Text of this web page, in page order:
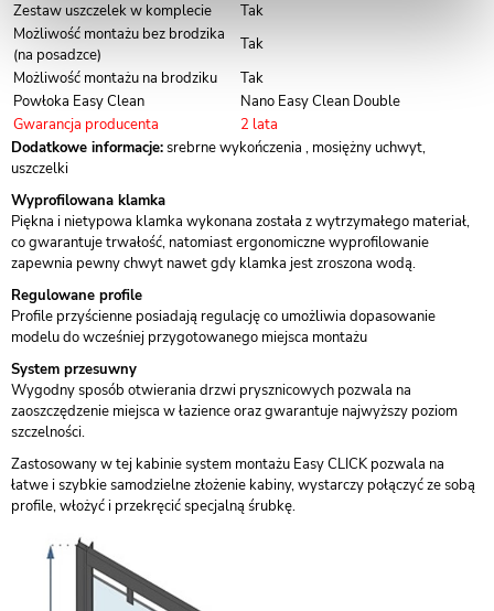
Zestaw uszczelek w komplecie
Tak
Możliwość montażu bez brodzika
(na posadzce)
Tak
Możliwość montażu na brodziku
Tak
Powłoka Easy Clean
Nano Easy Clean Double
Gwarancja producenta
2 lata
Dodatkowe informacje:srebrne wykończenia , mosiężny uchwyt,
uszczelki
Wyprofilowana klamka
Piękna i nietypowa klamka wykonana została z wytrzymałego materiał,
co gwarantuje trwałość, natomiast ergonomiczne wyprofilowanie
zapewnia pewny chwyt nawet gdy klamka jest zroszona wodą.
Regulowane profile
Profile przyścienne posiadają regulację co umożliwia dopasowanie
modelu do wcześniej przygotowanego miejsca montażu
System przesuwny
Wygodny sposób otwierania drzwi prysznicowych pozwala na
zaoszczędzenie miejsca w łazience oraz gwarantuje najwyższy poziom
szczelności.
Zastosowany w tej kabinie system montażu Easy CLICK pozwala na
łatwe i szybkie samodzielne złożenie kabiny, wystarczy połączyć ze sobą
profile, włożyć i przekręcić specjalną śrubkę.